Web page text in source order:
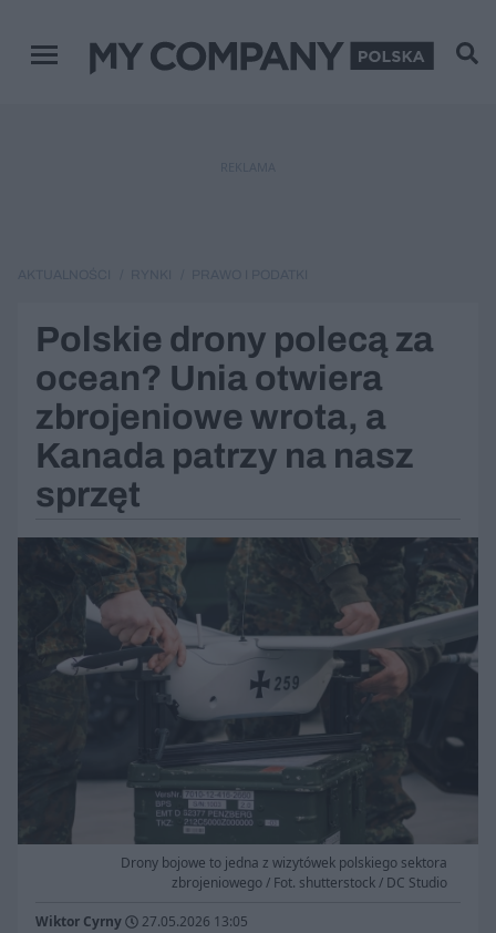
Menu główne
Polskie drony polecą za
ocean? Unia otwiera
zbrojeniowe wrota, a
Kanada patrzy na nasz
sprzęt
Drony bojowe to jedna z wizytówek polskiego sektora
zbrojeniowego / Fot. shutterstock / DC Studio
Wiktor Cyrny 27.05.2026 13:05